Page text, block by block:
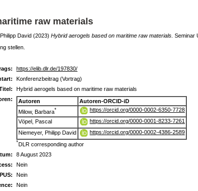
raw materials
David (2023) Hybrid aerogels based on maritime raw materials. Seminar
stellen.
https://elib.dlr.de/197830/
Konferenzbeitrag (Vortrag)
Hybrid aerogels based on maritime raw materials
Autoren
Autoren-ORCID-iD
Milow, Barbara*
https://orcid.org/0000-0002-6350-7728
Vöpel, Pascal
https://orcid.org/0000-0001-8233-7261
Niemeyer, Philipp David
https://orcid.org/0000-0002-4386-2589
*DLR corresponding author
8 August 2023
Nein
Nein
Nein